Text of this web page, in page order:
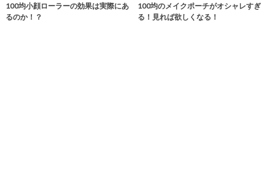
100均小顔ローラーの効果は実際にあ
るのか！？
100均のメイクポーチがオシャレすぎ
る！見れば欲しくなる！